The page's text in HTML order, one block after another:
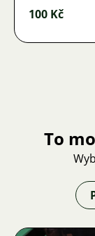
100 Kč
To